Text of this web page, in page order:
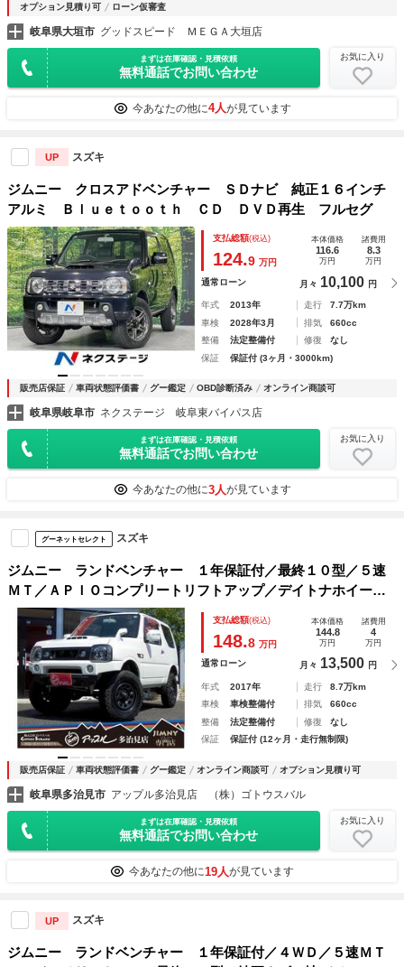
オプション見積り可
ローン仮審査
岐阜県大垣市 グッドスピード ＭＥＧＡ大垣店
まずは在庫確認・見積依頼
無料通話でお問い合わせ
お気に入り
今あなたの他に4人が見ています
UP スズキ
ジムニー クロスアドベンチャー ＳＤナビ 純正１６インチ
アルミ Ｂｌｕｅｔｏｏｔｈ ＣＤ ＤＶＤ再生 フルセグ
支払総額(税込)
124.9 万円
本体価格
116.6
万円
諸費用
8.3
万円
通常ローン 月々 10,100 円
年式 2013年 走行
7.7万km
車検
2028年3月 排気
660cc
整備
法定整備付 修復
なし
保証
保証付 (3ヶ月・3000km)
販売店保証 車両状態評価書 グー鑑定 OBD診断済み オンライン商談可
岐阜県岐阜市 ネクステージ 岐阜東バイパス店
まずは在庫確認・見積依頼
無料通話でお問い合わせ
お気に入り
今あなたの他に3人が見ています
グーネットセレクト スズキ
ジムニー ランドベンチャー １年保証付／最終１０型／５速
ＭＴ／ＡＰＩＯコンプリートリフトアップ／デイトナホイール
／ジオランダーＭＴタイヤ／ＬＥＤヘッド＆テール／社外エア
クリ＆ブローオフバルブ／ブースト計／シートヒーター／ＥＴ
Ｃ
支払総額(税込)
148.8 万円
本体価格
144.8
万円
諸費用
4
万円
通常ローン 月々 13,500 円
年式 2017年 走行
8.7万km
車検
車検整備付 排気
660cc
整備
法定整備付 修復
なし
保証
保証付 (12ヶ月・走行無制限)
販売店保証 車両状態評価書 グー鑑定 オンライン商談可 オプション見積り可
岐阜県多治見市 アップル多治見店 （株）ゴトウスバル
まずは在庫確認・見積依頼
無料通話でお問い合わせ
お気に入り
今あなたの他に19人が見ています
UP スズキ
ジムニー ランドベンチャー １年保証付／４ＷＤ／５速ＭＴ